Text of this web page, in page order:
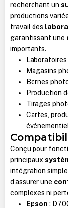
recherchant un
productions
travail des
garantissant une
importants.
Magasins
Bornes
Production
Tirages
Cartes,
Conçu pour
principaux
intégration
d’assurer une
complexes ni
Epson :